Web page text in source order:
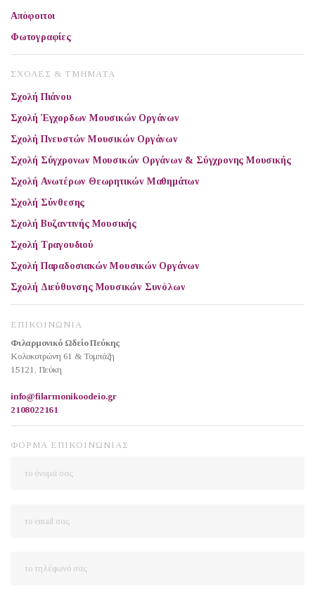
Απόφοιτοι
Φωτογραφίες
ΣΧΟΛΕΣ & ΤΜΗΜΑΤΑ
Σχολή Πιάνου
Σχολή Έγχορδων Μουσικών Οργάνων
Σχολή Πνευστών Μουσικών Οργάνων
Σχολή Σύγχρονων Μουσικών Οργάνων & Σύγχρονης Μουσικής
Σχολή Ανωτέρων Θεωρητικών Μαθημάτων
Σχολή Σύνθεσης
Σχολή Βυζαντινής Μουσικής
Σχολή Τραγουδιού
Σχολή Παραδοσιακών Μουσικών Οργάνων
Σχολή Διεύθυνσης Μουσικών Συνόλων
ΕΠΙΚΟΙΝΩΝΙΑ
Φιλαρμονικό Ωδείο Πεύκης
Κολοκοτρώνη 61 & Τομπάζη
15121, Πεύκη
info@filarmonikoodeio.gr
2108022161
ΦΟΡΜΑ ΕΠΙΚΟΙΝΩΝΙΑΣ